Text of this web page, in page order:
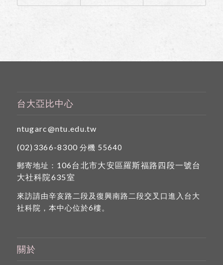
台大亞比中心
ntugarc@ntu.edu.tw
(02)3366-8300 分機 55640
郵寄地址： 106台北市大安區羅斯福路四段一號台
大社科院635室
來訪請由辛亥路二段及復興南路二段交叉口進入台大
社科院，本中心位於6樓。
關於